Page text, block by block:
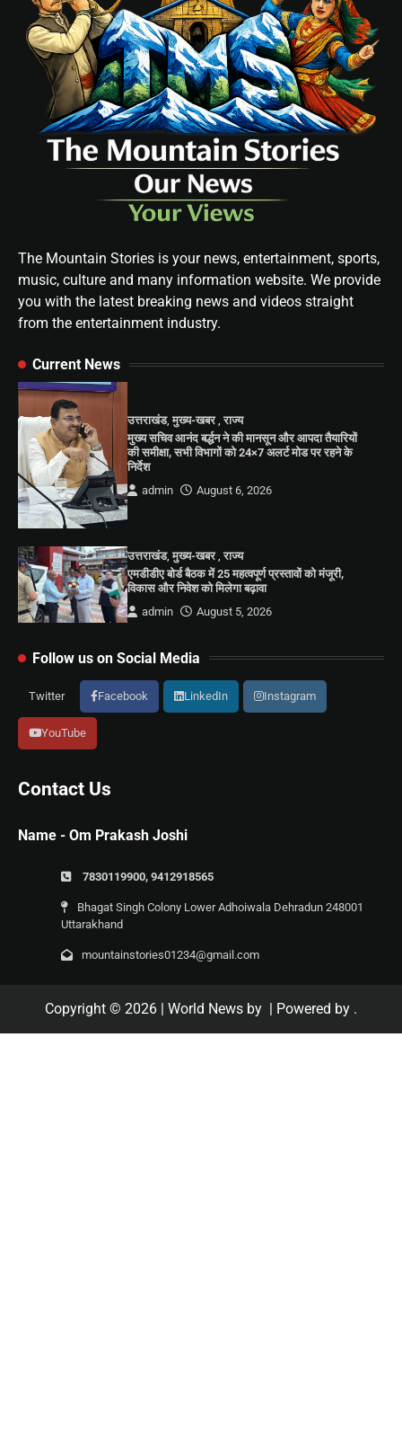
The Mountain Stories is your news, entertainment, sports,
music, culture and many information website. We provide
you with the latest breaking news and videos straight
from the entertainment industry.
Current News
उत्तराखंड,मुख्य-खबर ,राज्य
मुख्य सचिव आनंद बर्द्धन ने की मानसून और आपदा तैयारियों
की समीक्षा, सभी विभागों को 24×7 अलर्ट मोड पर रहने के
निर्देश
admin
August 6, 2026
उत्तराखंड,मुख्य-खबर,राज्य
एमडीडीए बोर्ड बैठक में 25 महत्वपूर्ण प्रस्तावों को मंजूरी,
विकास और निवेश को मिलेगा बढ़ावा
admin
August 5, 2026
Follow us on Social Media
Twitter Facebook LinkedIn Instagram
YouTube
Contact Us
Name - Om Prakash Joshi
7830119900, 9412918565
Bhagat Singh Colony Lower Adhoiwala Dehradun 248001
Uttarakhand
mountainstories01234@gmail.com
Copyright © 2026 | World News by | Powered by .